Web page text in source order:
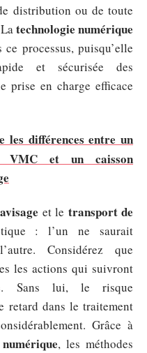
distribution ou de toute
technologie numérique
processus, puisqu’elle
et sécurisée des
prise en charge efficace
les différences entre un
VMC et un caisson
et le transport de
: l’un ne saurait
Considérez que
les actions qui suivront
Sans lui, le risque
retard dans le traitement
Grâce à
, les méthodes